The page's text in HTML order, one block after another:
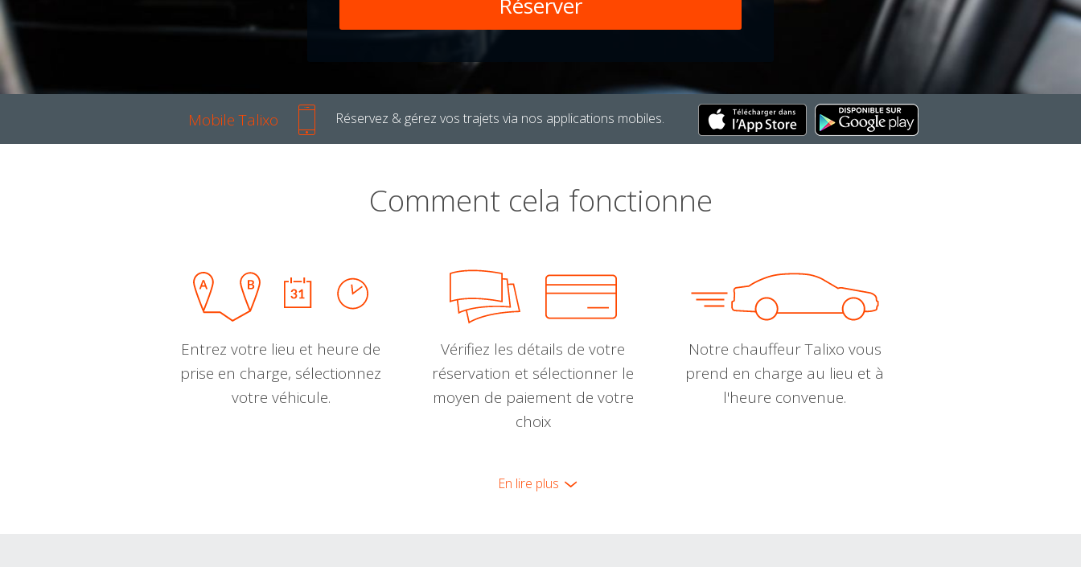
Mobile Talixo Réservez & gérez vos trajets via nos applications mobiles.
Comment cela fonctionne
Entrez votre lieu et heure de
prise en charge, sélectionnez
votre véhicule.
Vérifiez les détails de votre
réservation et sélectionner le
moyen de paiement de votre
choix
Notre chauffeur Talixo vous
prend en charge au lieu et à
l'heure convenue.
En lire plus